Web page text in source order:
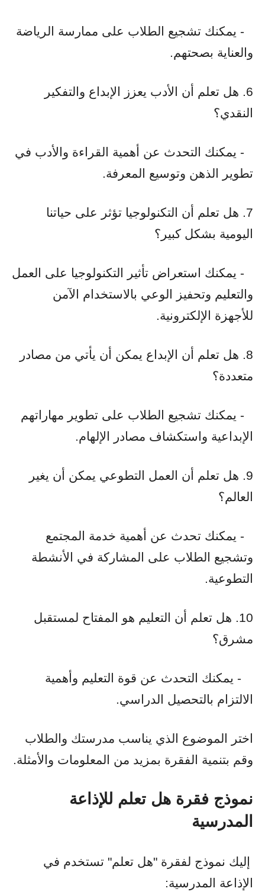
- يمكنك تشجيع الطلاب على ممارسة الرياضة
والعناية بصحتهم.
6. هل تعلم أن الأدب يعزز الإبداع والتفكير
النقدي؟
- يمكنك التحدث عن أهمية القراءة والأدب في
تطوير الذهن وتوسيع المعرفة.
7. هل تعلم أن التكنولوجيا تؤثر على حياتنا
اليومية بشكل كبير؟
- يمكنك استعراض تأثير التكنولوجيا على العمل
والتعليم وتحفيز الوعي بالاستخدام الآمن
للأجهزة الإلكترونية.
8. هل تعلم أن الإبداع يمكن أن يأتي من مصادر
متعددة؟
- يمكنك تشجيع الطلاب على تطوير مهاراتهم
الإبداعية واستكشاف مصادر الإلهام.
9. هل تعلم أن العمل التطوعي يمكن أن يغير
العالم؟
- يمكنك تحدث عن أهمية خدمة المجتمع
وتشجيع الطلاب على المشاركة في الأنشطة
التطوعية.
10. هل تعلم أن التعليم هو المفتاح لمستقبل
مشرق؟
- يمكنك التحدث عن قوة التعليم وأهمية
الالتزام بالتحصيل الدراسي.
اختر الموضوع الذي يناسب مدرستك والطلاب
وقم بتنمية الفقرة بمزيد من المعلومات والأمثلة.
نموذج فقرة هل تعلم للإذاعة
المدرسية
إليك نموذج لفقرة "هل تعلم" تستخدم في
الإذاعة المدرسية: